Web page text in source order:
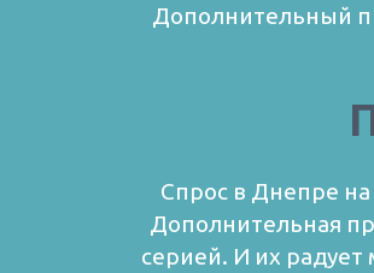
Дополнительный
Спрос в Днепре на
Дополнительная
серией. И их